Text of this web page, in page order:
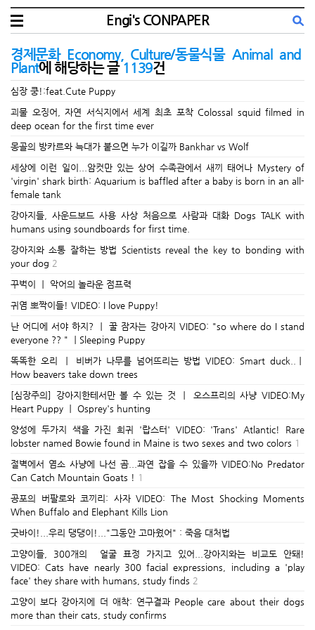
Engi's CONPAPER
경제문화 Economy, Culture/동물식물 Animal and
Plant에 해당하는 글 1139건
심장 쿵!:feat.Cute Puppy
괴물 오징어, 자연 서식지에서 세계 최초 포착 Colossal squid filmed in
deep ocean for the first time ever
몽골의 방카르와 늑대가 붙으면 누가 이길까 Bankhar vs Wolf
세상에 이런 일이...암컷만 있는 상어 수족관에서 새끼 태어나 Mystery of
'virgin' shark birth: Aquarium is baffled after a baby is born in an all-
female tank
강아지들, 사운드보드 사용 사상 처음으로 사람과 대화 Dogs TALK with
humans using soundboards for first time.
강아지와 소통 잘하는 방법 Scientists reveal the key to bonding with
your dog 2
꾸벅이 ㅣ 악어의 놀라운 점프력
귀염 뽀짝이들! VIDEO: I love Puppy!
난 어디에 서야 하지? ㅣ 꿀 잠자는 강아지 VIDEO: "so where do I stand
everyone ?? " ㅣSleeping Puppy
똑똑한 오리 ㅣ 비버가 나무를 넘어뜨리는 방법 VIDEO: Smart duck..ㅣ
How beavers take down trees
[심장주의] 강아지한테서만 볼 수 있는 것 ㅣ 오스프리의 사냥 VIDEO:My
Heart Puppy ㅣ Osprey's hunting
양성에 두가지 색을 가진 희귀 '랍스터' VIDEO: 'Trans' Atlantic! Rare
lobster named Bowie found in Maine is two sexes and two colors 1
절벽에서 염소 사냥에 나선 곰...과연 잡을 수 있을까 VIDEO:No Predator
Can Catch Mountain Goats ! 1
공포의 버팔로와 코끼리: 사자 VIDEO: The Most Shocking Moments
When Buffalo and Elephant Kills Lion
굿바이!...우리 댕댕이!..."그동안 고마웠어" : 죽음 대처법
고양이들, 300개의 얼굴 표정 가지고 있어...강아지와는 비교도 안돼!
VIDEO: Cats have nearly 300 facial expressions, including a 'play
face' they share with humans, study finds 2
고양이 보다 강아지에 더 애착: 연구결과 People care about their dogs
more than their cats, study confirms